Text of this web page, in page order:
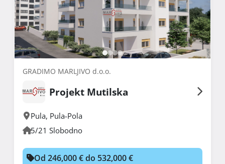
GRADIMO MARLJIVO d.o.o.
Projekt Mutilska
Pula, Pula-Pola
5/21 Slobodno
Od 246,000 € do 532,000 €